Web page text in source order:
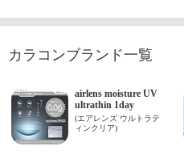
カラコンブランド一覧